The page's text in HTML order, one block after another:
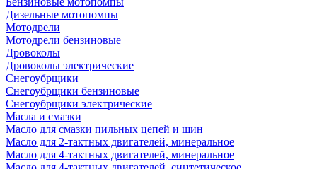
Дизельные мотопомпы
Мотодрели
Мотодрели бензиновые
Дровоколы
Дровоколы электрические
Снегоубрщики
Снегоубрщики бензиновые
Снегоубрщики электрические
Масла и смазки
Масло для смазки пильных цепей и шин
Масло для 2-тактных двигателей, минеральное
Масло для 4-тактных двигателей, минеральное